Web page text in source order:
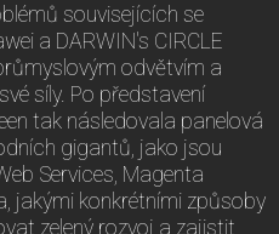
souvisejících se
a DARWIN's CIRCLE
odvětvím a
síly. Po představení
tak následovala panelová
gigantů, jako jsou
Services, Magenta
jakými konkrétními způsoby
zelený rozvoj a zajistit